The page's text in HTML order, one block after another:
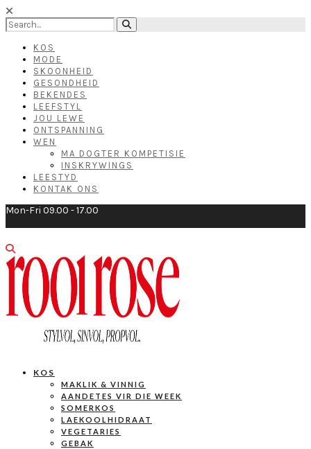
KOS
MODE
SKOONHEID
GESONDHEID
BEKENDES
LEEFSTYL
JOU LEWE
ONTSPANNING
WEN
MA DOGTER KOMPETISIE
INSKRYWINGS
LEESTYD
KONTAK ONS
Mon-Fri 09.00 - 17.00
KOS
MAKLIK & VINNIG
AANDETES VIR DIE WEEK
SOMERKOS
LAEKOOLHIDRAAT
VEGETARIES
GEBAK